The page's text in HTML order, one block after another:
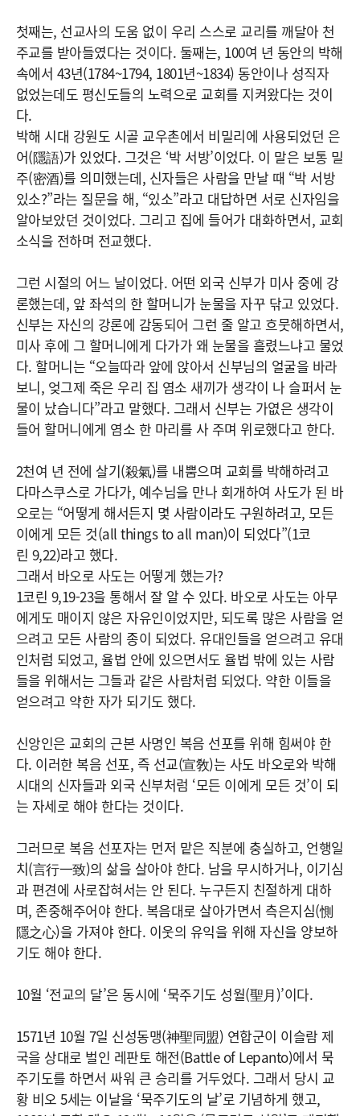
첫째는, 선교사의 도움 없이 우리 스스로 교리를 깨달아 천
주교를 받아들였다는 것이다. 둘째는, 100여 년 동안의 박해
속에서 43년(1784~1794, 1801년~1834) 동안이나 성직자
없었는데도 평신도들의 노력으로 교회를 지켜왔다는 것이
다.
박해 시대 강원도 시골 교우촌에서 비밀리에 사용되었던 은
어(隱語)가 있었다. 그것은 ‘박 서방’이었다. 이 말은 보통 밀
주(密酒)를 의미했는데, 신자들은 사람을 만날 때 “박 서방
있소?”라는 질문을 해, “있소”라고 대답하면 서로 신자임을
알아보았던 것이었다. 그리고 집에 들어가 대화하면서, 교회
소식을 전하며 전교했다.
그런 시절의 어느 날이었다. 어떤 외국 신부가 미사 중에 강
론했는데, 앞 좌석의 한 할머니가 눈물을 자꾸 닦고 있었다.
신부는 자신의 강론에 감동되어 그런 줄 알고 흐뭇해하면서,
미사 후에 그 할머니에게 다가가 왜 눈물을 흘렸느냐고 물었
다. 할머니는 “오늘따라 앞에 앉아서 신부님의 얼굴을 바라
보니, 엊그제 죽은 우리 집 염소 새끼가 생각이 나 슬퍼서 눈
물이 났습니다”라고 말했다. 그래서 신부는 가엾은 생각이
들어 할머니에게 염소 한 마리를 사 주며 위로했다고 한다.
2천여 년 전에 살기(殺氣)를 내뿜으며 교회를 박해하려고
다마스쿠스로 가다가, 예수님을 만나 회개하여 사도가 된 바
오로는 “어떻게 해서든지 몇 사람이라도 구원하려고, 모든
이에게 모든 것(all things to all man)이 되었다”(1코
린 9,22)라고 했다.
그래서 바오로 사도는 어떻게 했는가?
1코린 9,19-23을 통해서 잘 알 수 있다. 바오로 사도는 아무
에게도 매이지 않은 자유인이었지만, 되도록 많은 사람을 얻
으려고 모든 사람의 종이 되었다. 유대인들을 얻으려고 유대
인처럼 되었고, 율법 안에 있으면서도 율법 밖에 있는 사람
들을 위해서는 그들과 같은 사람처럼 되었다. 약한 이들을
얻으려고 약한 자가 되기도 했다.
신앙인은 교회의 근본 사명인 복음 선포를 위해 힘써야 한
다. 이러한 복음 선포, 즉 선교(宣敎)는 사도 바오로와 박해
시대의 신자들과 외국 신부처럼 ‘모든 이에게 모든 것’이 되
는 자세로 해야 한다는 것이다.
그러므로 복음 선포자는 먼저 맡은 직분에 충실하고, 언행일
치(言行一致)의 삶을 살아야 한다. 남을 무시하거나, 이기심
과 편견에 사로잡혀서는 안 된다. 누구든지 친절하게 대하
며, 존중해주어야 한다. 복음대로 살아가면서 측은지심(惻
隱之心)을 가져야 한다. 이웃의 유익을 위해 자신을 양보하
기도 해야 한다.
10월 ‘전교의 달’은 동시에 ‘묵주기도 성월(聖月)’이다.
1571년 10월 7일 신성동맹(神聖同盟) 연합군이 이슬람 제
국을 상대로 벌인 레판토 해전(Battle of Lepanto)에서 묵
주기도를 하면서 싸워 큰 승리를 거두었다. 그래서 당시 교
황 비오 5세는 이날을 ‘묵주기도의 날’로 기념하게 했고,